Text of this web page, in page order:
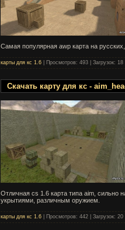
Самая популярная awp карта на
карты для кс 1.6 Просмотров: 493 Загрузок: 18
Скачать карту для кс -
Отличная cs 1.6 карта типа aim,
укрытиями, различным оружием.
карты для кс 1.6 Просмотров: 442 Загрузок: 20